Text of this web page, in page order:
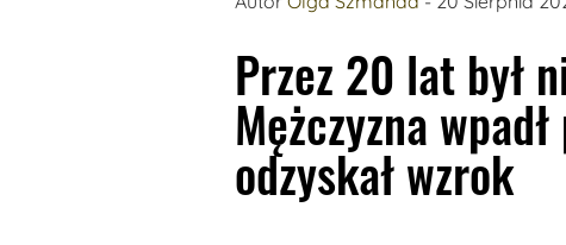
Przez 20 lat był
Mężczyzna
odzyskał wzrok